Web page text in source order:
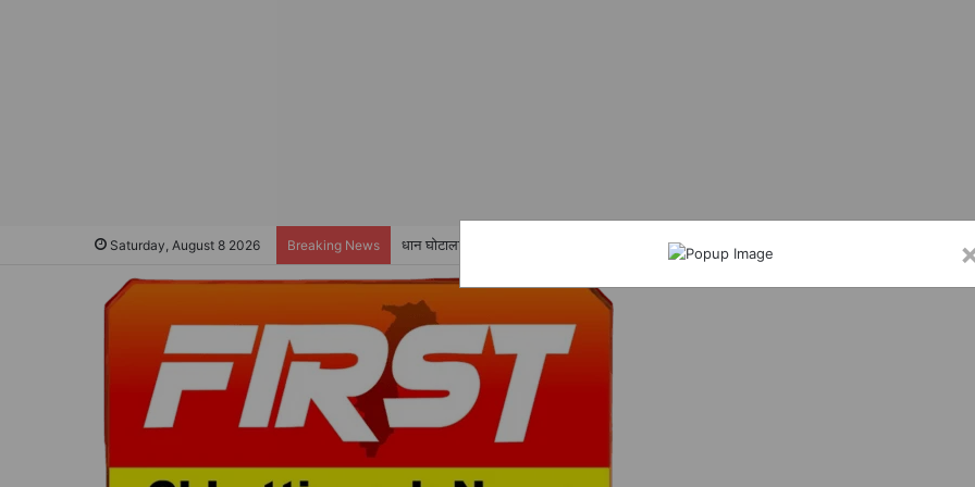
Saturday, August 8 2026 Breaking News धान घोटाला के बाद वारदाना घोटाला कि खुली पोल,11 हजार वारदाना स्थल से गायब…